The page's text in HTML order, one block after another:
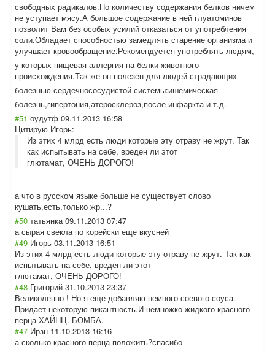
свободных радикалов.По количеству содержания белков ничем
не уступает мясу.А большое содержание в ней глуатоминов
позволит Вам без особых усилий отказаться от употребления
соли.Обладает способностью замедлять старение организма и
улучшает кровообращение.Рекомендуется употреблять людям,
у которых пищевая аллергия на белки животного
происхождения.Так же он полезен для людей страдающих
болезнью сердечнососудистой системы:ишемическая
болезнь,гипертония,атеросклероз,после инфаркта и т.д.
#51 оудутф 09.11.2013 16:58
Цитирую Игорь:
Из этих 4 млрд есть люди которые эту отраву не жрут. Так
как испытывать на себе, вреден ли этот
глютамат, ОЧЕНЬ ДОРОГО!
а что в русском языке больше не существует слово
кушать,есть,только жр...?
#50 татьянка 09.11.2013 07:47
а сырая свекла по корейски еще вкусней
#49 Игорь 03.11.2013 16:51
Из этих 4 млрд есть люди которые эту отраву не жрут. Так как
испытывать на себе, вреден ли этот
глютамат, ОЧЕНЬ ДОРОГО!
#48 Григорий 31.10.2013 23:37
Великолепно ! Но я еще добавляю немного соевого соуса.
Придает некоторую пикантность.И немножко жидкого красного
перца ХАЙНЦ. БОМБА.
#47 Ирзн 11.10.2013 16:16
а сколько красного перца положить?спасибо